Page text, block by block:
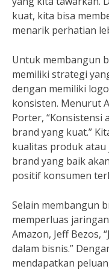
kuat, kita bisa
menarik perhatian
Untuk membangun
memiliki strategi
dengan memiliki
konsisten. Menurut
Porter, “Konsistensi
brand yang kuat.”
kualitas produk atau
brand yang baik
positif konsumen
Selain membangun
memperluas
Amazon, Jeff Bezos,
dalam bisnis.”
mendapatkan